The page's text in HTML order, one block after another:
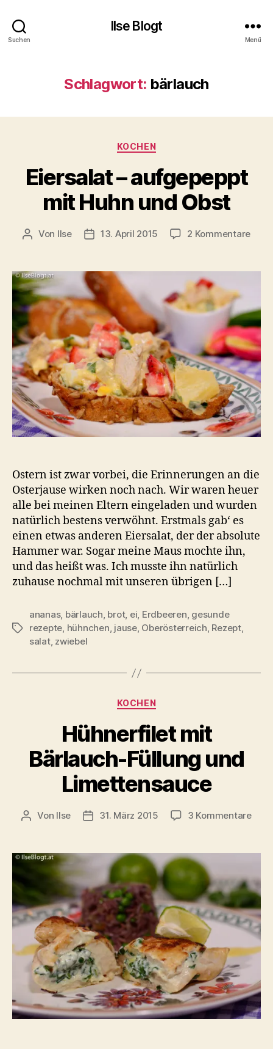
Suchen
Ilse Blogt
Menü
Schlagwort: bärlauch
Kategorien
KOCHEN
Eiersalat – aufgepeppt
mit Huhn und Obst
Beitragsautor
Von Ilse Beitragsdatum
13. April 2015 2 Kommentarezu
und
Obst
Ostern ist zwar vorbei, die Erinnerungen an die
Osterjause wirken noch nach. Wir waren heuer
alle bei meinen Eltern eingeladen und wurden
natürlich bestens verwöhnt. Erstmals gab‘ es
einen etwas anderen Eiersalat, der der absolute
Hammer war. Sogar meine Maus mochte ihn,
und das heißt was. Ich musste ihn natürlich
zuhause nochmal mit unseren übrigen […]
Schlagwörter
ananas, bärlauch, brot, ei, Erdbeeren, gesunde
rezepte, hühnchen, jause, Oberösterreich, Rezept,
salat, zwiebel
Kategorien
KOCHEN
Hühnerfilet mit
Bärlauch-Füllung und
Limettensauce
Beitragsautor
Von Ilse Beitragsdatum
31. März 2015 3 Kommentarezu
und